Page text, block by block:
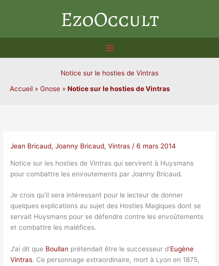
EzoOccult
Notice sur le hosties de Vintras
Accueil » Gnose » Notice sur le hosties de Vintras
Jean Bricaud,Joanny Bricaud,Vintras /6 mars 2014
Notice sur les hosties de Vintras qui servirent à Huysmans
pour combattre les envoutements par Joanny Bricaud.
Je crois qu’il sera intéressant pour le lecteur de donner
quelques explications au sujet des Hosties Magiques dont se
servait Huysmans pour se défendre contre les envoûtements
et combattre les maléfices.
J’ai dit que Boullan prétendait être le successeur d’Eugène
Vintras. Ce personnage extraordinaire, mort à Lyon en 1875,